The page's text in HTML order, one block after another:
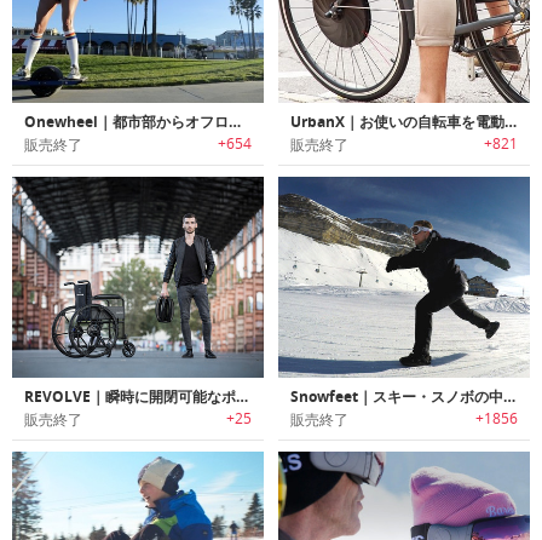
Onewheel｜都市部からオフロードまで様々な地形を走行可能なライディングボード「ワンホイール」
販売終了 +654
UrbanX｜お使いの自転車を電動バイクに変えるスマート電動フロントホイール「アーバンエックス」
販売終了 +821
REVOLVE｜瞬時に開閉可能なポータブルホイール「レボルブ」
販売終了 +25
Snowfeet｜スキー・スノボの中間のような滑走が楽しめる「スノーフィート」
販売終了 +1856